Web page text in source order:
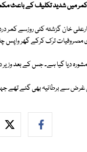
کمر میں شدید تکلیف کے باعث
خان گزشتہ کئی روزسے کمر
مصروفیات ترک کرکے گھر واپس
دیا گیا ہے۔ جس کے بعد وزیر
سے برطانیہ بھی گئے تھے